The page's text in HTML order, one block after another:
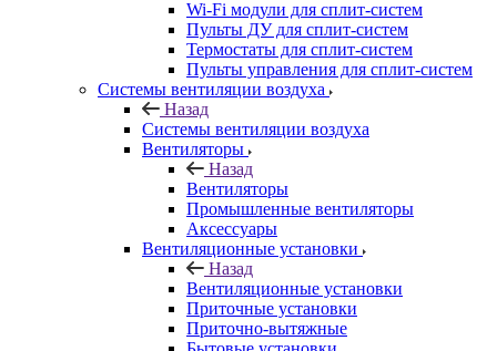
Wi-Fi модули для сплит-систем
Пульты ДУ для сплит-систем
Термостаты для сплит-систем
Пульты управления для сплит-систем
Системы вентиляции воздуха
Назад
Системы вентиляции воздуха
Вентиляторы
Назад
Вентиляторы
Промышленные вентиляторы
Аксессуары
Вентиляционные установки
Назад
Вентиляционные установки
Приточные установки
Приточно-вытяжные